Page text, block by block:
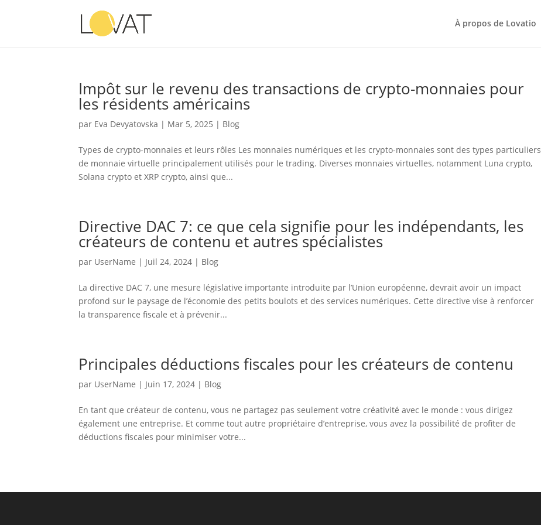
À propos de Lovatio
Impôt sur le revenu des transactions de crypto-monnaies pour
les résidents américains
par Eva Devyatovska | Mar 5, 2025 | Blog
Types de crypto-monnaies et leurs rôles Les monnaies numériques et les crypto-monnaies sont des types particuliers
de monnaie virtuelle principalement utilisés pour le trading. Diverses monnaies virtuelles, notamment Luna crypto,
Solana crypto et XRP crypto, ainsi que...
Directive DAC 7: ce que cela signifie pour les indépendants, les
créateurs de contenu et autres spécialistes
par UserName | Juil 24, 2024 | Blog
La directive DAC 7, une mesure législative importante introduite par l’Union européenne, devrait avoir un impact
profond sur le paysage de l’économie des petits boulots et des services numériques. Cette directive vise à renforcer
la transparence fiscale et à prévenir...
Principales déductions fiscales pour les créateurs de contenu
par UserName | Juin 17, 2024 | Blog
En tant que créateur de contenu, vous ne partagez pas seulement votre créativité avec le monde : vous dirigez
également une entreprise. Et comme tout autre propriétaire d’entreprise, vous avez la possibilité de profiter de
déductions fiscales pour minimiser votre...